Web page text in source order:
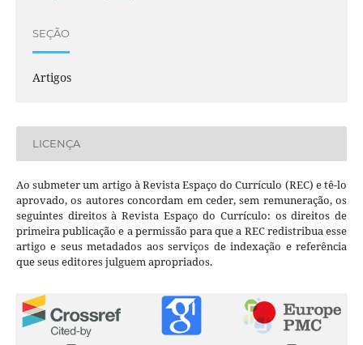
SEÇÃO
Artigos
LICENÇA
Ao submeter um artigo à Revista Espaço do Currículo (REC) e tê-lo
aprovado, os autores concordam em ceder, sem remuneração, os
seguintes direitos à Revista Espaço do Currículo: os direitos de
primeira publicação e a permissão para que a REC redistribua esse
artigo e seus metadados aos serviços de indexação e referência
que seus editores julguem apropriados.